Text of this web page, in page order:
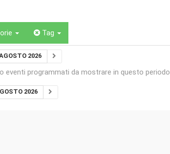
Tag
2026
eventi programmati da mostrare in questo periodo
2026